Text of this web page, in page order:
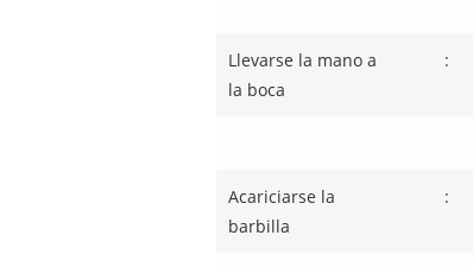
Llevarse la mano a
la boca
:
Acariciarse la
barbilla
: